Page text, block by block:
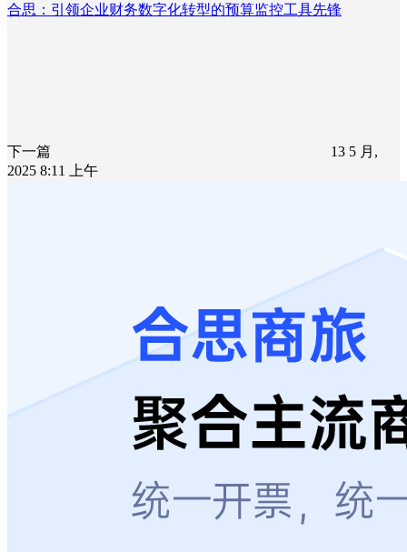
合思：引领企业财务数字化转型的预算监控工具先锋
下一篇
13 5 月,
2025 8:11 上午